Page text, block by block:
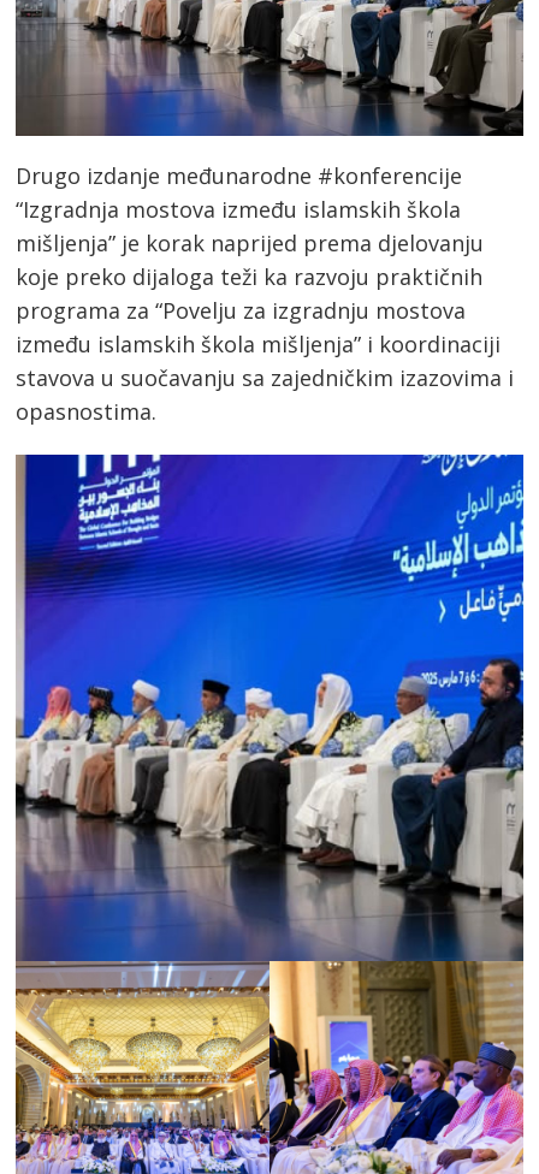
Drugo izdanje međunarodne #konferencije
“Izgradnja mostova između islamskih škola
mišljenja” je korak naprijed prema djelovanju
koje preko dijaloga teži ka razvoju praktičnih
programa za “Povelju za izgradnju mostova
između islamskih škola mišljenja” i koordinaciji
stavova u suočavanju sa zajedničkim izazovima i
opasnostima.